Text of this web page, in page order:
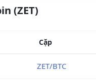
(ZET)
Cặp
ZET/BTC